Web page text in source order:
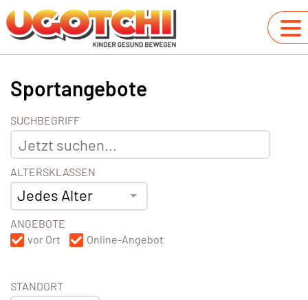
Sportangebote
SUCHBEGRIFF
ALTERSKLASSEN
Jedes Alter
ANGEBOTE
vor Ort
Online-Angebot
STANDORT